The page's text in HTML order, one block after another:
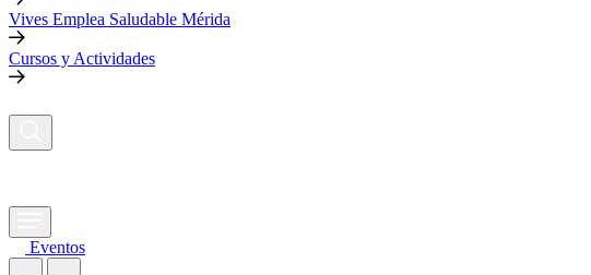
Vives Emplea Saludable Mérida
Cursos y Actividades
Eventos